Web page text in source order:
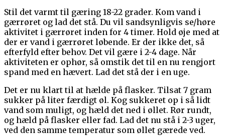
Stil det varmt til gæring 18-22 grader. Kom vand i
gærrøret og lad det stå. Du vil sandsynligvis se/høre
aktivitet i gærrøret inden for 4 timer. Hold øje med at
der er vand i gærrøret løbende. Er der ikke det, så
efterfyld efter behov. Det vil gære i 2-4 dage. Når
aktiviteten er ophør, så omstik det til en nu rengjort
spand med en hævert. Lad det stå der i en uge.
Det er nu klart til at hælde på flasker. Tilsat 7 gram
sukker på liter færdigt øl. Kog sukkeret op i så lidt
vand som muligt, og hæld det ned i øllet. Rør rundt,
og hæld på flasker eller fad. Lad det nu stå i 2-3 uger,
ved den samme temperatur som øllet gærede ved.